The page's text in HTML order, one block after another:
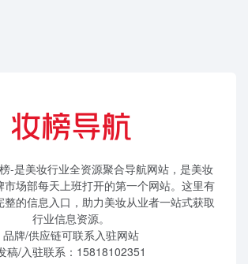
-是美妆行业全资源聚合导航网站，是美妆
市场部每天上班打开的第一个网站。这里有
整的信息入口，助力美妆从业者一站式获取
行业信息资源。
品牌/供应链可联系入驻网站
稿/入驻联系：15818102351